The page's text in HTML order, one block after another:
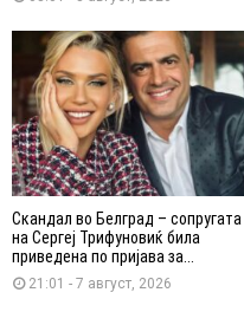
Скандал во Белград – сопругата
на Сергеј Трифуновиќ била
приведена по пријава за...
21:01 - 7 август, 2026